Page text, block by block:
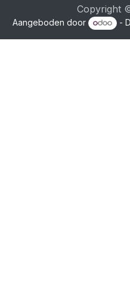
Copyright
Aangeboden door -